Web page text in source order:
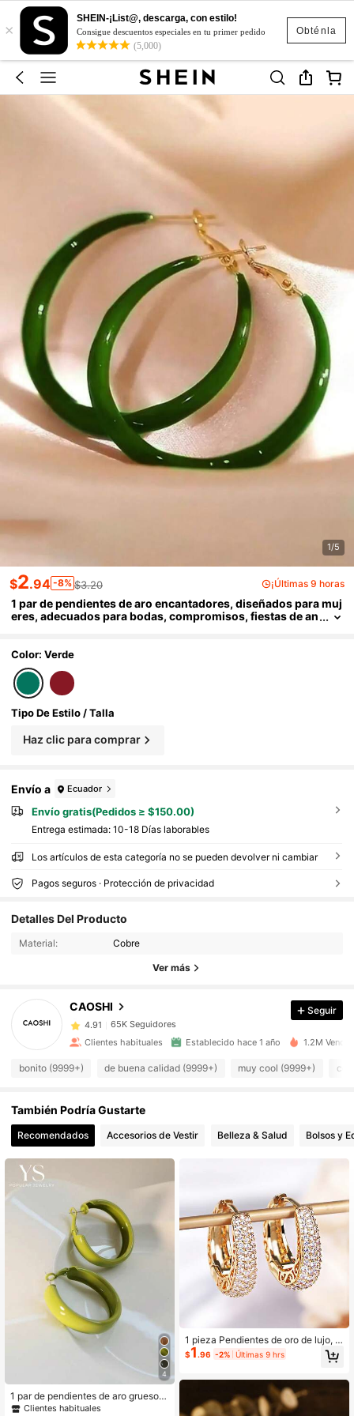
Obténla
×
SHEIN-¡List@, descarga, con estilo!
Consigue descuentos especiales en tu primer pedido
(5,000)
1/5
$2.94 -8% $3.20 ¡Últimas 9 horas
1 par de pendientes de aro encantadores, diseñados para muj
eres, adecuados para bodas, compromisos, fiestas de an
Color: Verde
Tipo De Estilo / Talla
Haz clic para comprar
Envío a Ecuador
Envío gratis(Pedidos ≥ $150.00)
Entrega estimada: 10-18 Días laborables
Los artículos de esta categoría no se pueden devolver ni cambiar
Pagos seguros · Protección de privacidad
Detalles Del Producto
Material: Cobre
Ver más
CAOSHI
65K Seguidores
4.91 65K Seguidores
65K Seguidores
65K Seguidores
4.91
65K Seguidores
j***4
seguidoHace 13 horas
4.91
65K Seguidores
65K Seguidores
4.91 65K Seguidores
4.91 65K Seguidores
Seguir
Clientes habituales Establecido hace 1 año 1.2M
bonito (9999+) de buena calidad (9999+) muy cool (9999+)
También Podría Gustarte
Recomendados Accesorios de Vestir Belleza & Salud Bolsos y
4
1 par de pendientes de aro gruesos
de color verde lima de moda para el
Clientes habituales
1 pieza Pendientes de oro de lujo, m
oda, exquisitos, adecuados para el
uso diario y reuniones de mujeres
$1 .96 -2% Últimas 9 hrs